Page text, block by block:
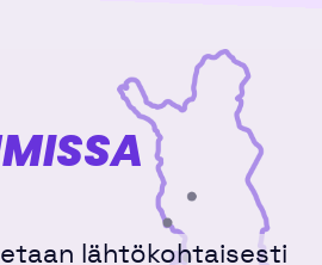
lähtökohtaisesti